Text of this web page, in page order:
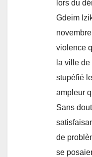
lors du
Gdeim
violence
la ville
stupéfié
ampleur
Sans
de
se